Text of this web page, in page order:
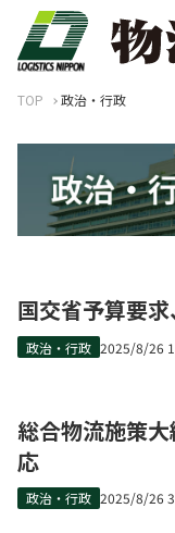
TOP 政治・行政
国交省予算要
政治・行政 2025/8/26
総合物流施策
応
政治・行政 2025/8/26